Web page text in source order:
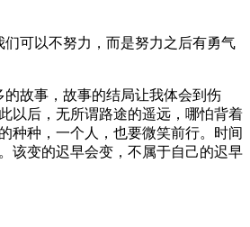
们可以不努力，而是努力之后有勇气
故事，故事的结局让我体会到伤
以后，无所谓路途的遥远，哪怕背着
种种，一个人，也要微笑前行。时间
该变的迟早会变，不属于自己的迟早